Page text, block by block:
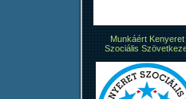
Munkáért Kenyeret
Szociális